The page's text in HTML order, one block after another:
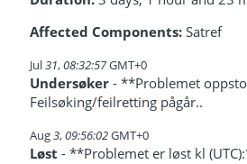
Affected Components: Satref
Jul31,08:32:57GMT+0
Undersøker - **Problemet
Feilsøking/feilretting pågår..
Aug3,09:56:02GMT+0
Løst - **Problemet er løst kl